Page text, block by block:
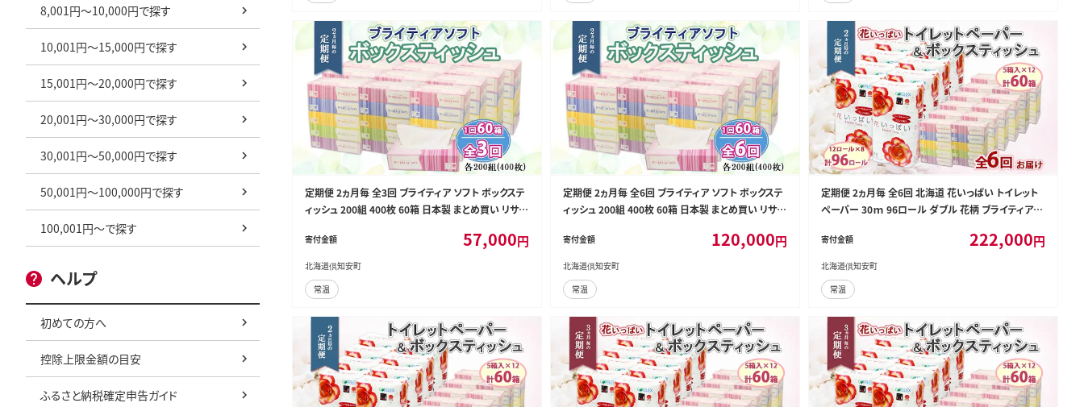
8,001円～10,000円で探す
10,001円～15,000円で探す
15,001円～20,000円で探す
20,001円～30,000円で探す
30,001円～50,000円で探す
50,001円～100,000円で探す
100,001円～で探す
ヘルプ
初めての方へ
控除上限金額の目安
ふるさと納税確定申告ガイド
定期便 2ヵ月毎 全3回 ブライティア ソフト ボックステ
ィッシュ 200組 400枚 60箱 日本製 まとめ買い リサイ
備蓄 ペーパー 紙 北海道 倶知安町 日用品
寄付金額 57,000円
北海道倶知安町
常温
定期便 2ヵ月毎 全6回 ブライティア ソフト ボックステ
ィッシュ 200組 400枚 60箱 日本製 まとめ買い リサイ
備蓄 ペーパー 紙 北海道 倶知安町 日用品
寄付金額 120,000円
北海道倶知安町
常温
定期便 2ヵ月毎 全6回 北海道 花いっぱい トイレット
ペーパー 30ｍ 96ロール ダブル 花柄 ブライティアソ
買い 防災 常備品 消耗品 必需品 備蓄 送料無料 倶知
安町 日用品
寄付金額 222,000円
北海道倶知安町
常温